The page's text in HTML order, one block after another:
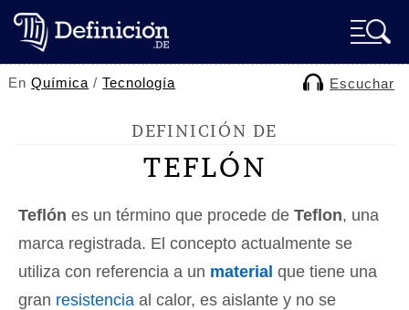
EnQuímica /Tecnología Escuchar
DEFINICIÓN DE
TEFLÓN
Teflón es un término que procede de Teflon, una
marca registrada. El concepto actualmente se
utiliza con referencia a un material que tiene una
gran resistencia al calor, es aislante y no se